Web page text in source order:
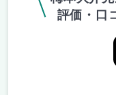
評価・口